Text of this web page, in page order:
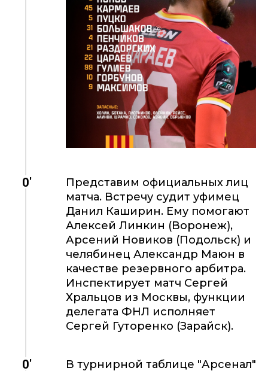
0'
Представим официальных лиц
матча. Встречу судит уфимец
Данил Каширин. Ему помогают
Алексей Линкин (Воронеж),
Арсений Новиков (Подольск) и
челябинец Александр Маюн в
качестве резервного арбитра.
Инспектирует матч Сергей
Хральцов из Москвы, функции
делегата ФНЛ исполняет
Сергей Гуторенко (Зарайск).
0' В турнирной таблице "Арсенал"